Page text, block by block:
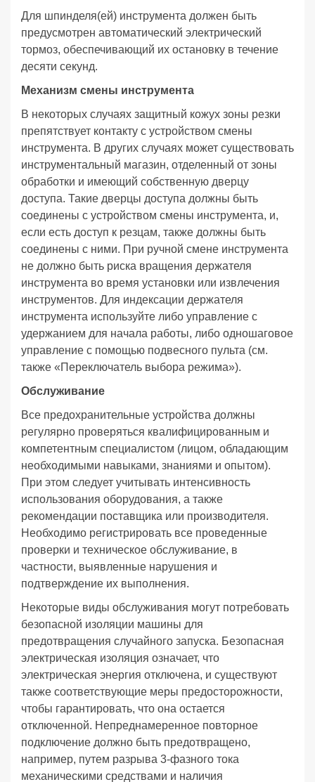
Для шпинделя(ей) инструмента должен быть
предусмотрен автоматический электрический
тормоз, обеспечивающий их остановку в течение
десяти секунд.
Механизм смены инструмента
В некоторых случаях защитный кожух зоны резки
препятствует контакту с устройством смены
инструмента. В других случаях может существовать
инструментальный магазин, отделенный от зоны
обработки и имеющий собственную дверцу
доступа. Такие дверцы доступа должны быть
соединены с устройством смены инструмента, и,
если есть доступ к резцам, также должны быть
соединены с ними. При ручной смене инструмента
не должно быть риска вращения держателя
инструмента во время установки или извлечения
инструментов. Для индексации держателя
инструмента используйте либо управление с
удержанием для начала работы, либо одношаговое
управление с помощью подвесного пульта (см.
также «Переключатель выбора режима»).
Обслуживание
Все предохранительные устройства должны
регулярно проверяться квалифицированным и
компетентным специалистом (лицом, обладающим
необходимыми навыками, знаниями и опытом).
При этом следует учитывать интенсивность
использования оборудования, а также
рекомендации поставщика или производителя.
Необходимо регистрировать все проведенные
проверки и техническое обслуживание, в
частности, выявленные нарушения и
подтверждение их выполнения.
Некоторые виды обслуживания могут потребовать
безопасной изоляции машины для
предотвращения случайного запуска. Безопасная
электрическая изоляция означает, что
электрическая энергия отключена, и существуют
также соответствующие меры предосторожности,
чтобы гарантировать, что она остается
отключенной. Непреднамеренное повторное
подключение должно быть предотвращено,
например, путем разрыва 3-фазного тока
механическими средствами и наличия